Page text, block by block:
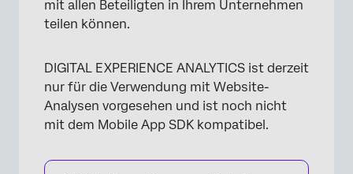
mit allen Beteiligten in Ihrem Unternehmen
teilen können.
DIGITAL EXPERIENCE ANALYTICS ist derzeit
nur für die Verwendung mit Website-
Analysen vorgesehen und ist noch nicht
mit dem Mobile App SDK kompatibel.